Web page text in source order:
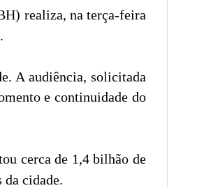
realiza, na terça-feira
A audiência, solicitada
e continuidade do
cerca de 1,4 bilhão de
da cidade.